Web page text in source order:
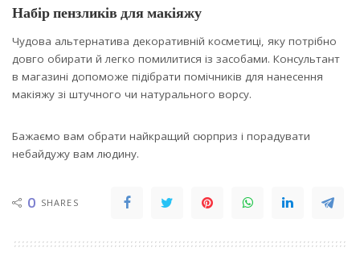
Набір пензликів для макіяжу
Чудова альтернатива декоративній косметиці, яку потрібно
довго обирати й легко помилитися із засобами. Консультант
в магазині допоможе підібрати помічників для нанесення
макіяжу зі штучного чи натурального ворсу.
Бажаємо вам обрати найкращий сюрприз і порадувати
небайдужу вам людину.
0 SHARES